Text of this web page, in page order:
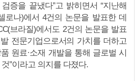
증을 끝냈다”고 밝히면서 “지난해
로나)에서 4건의 논문을 발표한 데
브라질)에서도 2건의 논문을 발표
전문기업으로서의 가치를 더하고
원료·소재 개발을 통해 글로벌 시
”이라고 의지를 다졌다.